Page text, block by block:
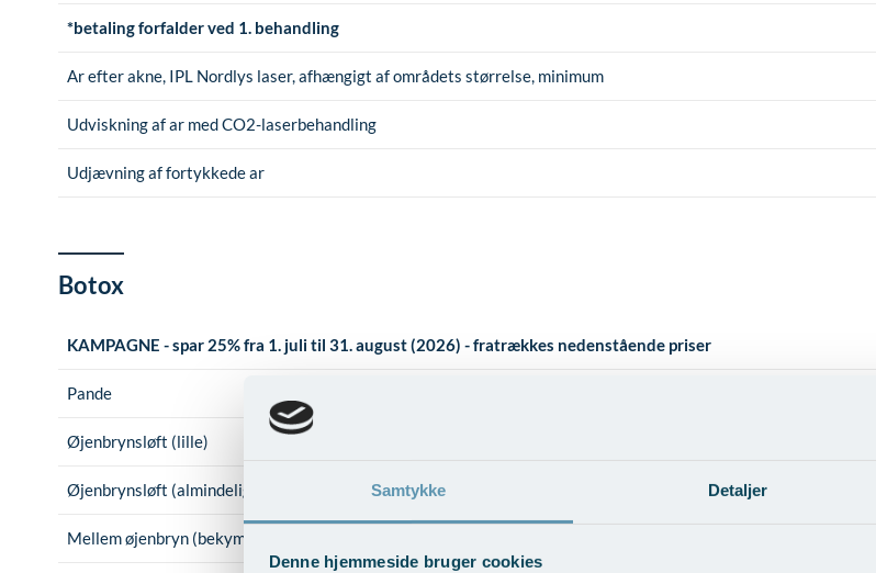
Samtykke Detaljer
Denne hjemmeside bruger cookies
*betaling forfalder ved 1. behandling
Ar efter akne, IPL Nordlys laser, afhængigt af områdets størrelse, minimum
Udviskning af ar med CO2-laserbehandling
Udjævning af fortykkede ar
Botox
KAMPAGNE - spar 25% fra 1. juli til 31. august (2026) - fratrækkes nedenstående priser
Pande
Øjenbrynsløft (lille)
Øjenbrynsløft (almindeligt)
Mellem øjenbryn (bekymringsrynken)